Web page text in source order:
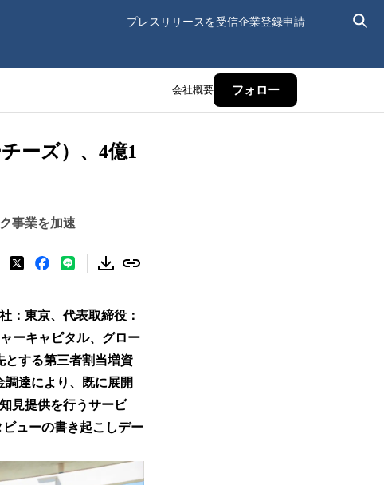
プレスリリースを受信企業登録申請
会社概要 フォロー
ーズ）、4億1
事業を加速
：東京、代表取締役：
ーキャピタル、グロー
とする第三者割当増資
達により、既に展開
見提供を行うサービ
ューの書き起こしデー